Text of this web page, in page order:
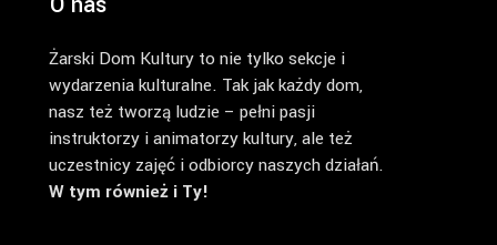
Żarski Dom Kultury to nie tylko sekcje i
wydarzenia kulturalne. Tak jak każdy dom,
nasz też tworzą ludzie – pełni pasji
instruktorzy i animatorzy kultury, ale też
uczestnicy zajęć i odbiorcy naszych działań.
W tym również i Ty!